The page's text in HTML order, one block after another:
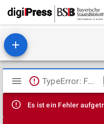
Mirador
Viewer
TypeError: Failed to fetch
Es ist ein Fehler